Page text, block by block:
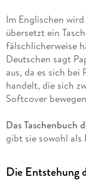
Im Englischen
übersetzt ein
fälschlicherweise
Deutschen sagt
aus, da es sich
handelt, die sich
Softcover
Das Taschenbuch
gibt sie sowohl als
Die Entstehung